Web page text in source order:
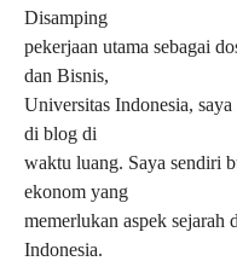
Disamping
pekerjaan utama sebagai
dan Bisnis,
Universitas Indonesia,
di blog di
waktu luang. Saya sendiri
ekonom yang
memerlukan aspek sejarah
Indonesia.